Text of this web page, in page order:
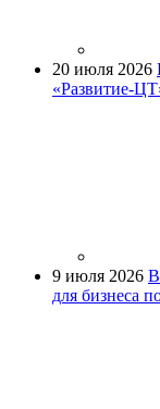
20 июля 2026
«Развитие-
9 июля 2026 В
для бизнеса